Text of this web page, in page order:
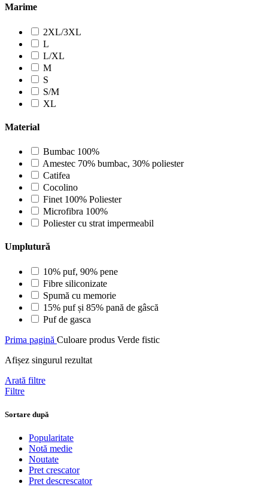
Marime
2XL/3XL
L
L/XL
M
S
S/M
XL
Material
Bumbac 100%
Amestec 70% bumbac, 30% poliester
Catifea
Cocolino
Finet 100% Poliester
Microfibra 100%
Poliester cu strat impermeabil
Umplutură
10% puf, 90% pene
Fibre siliconizate
Spumă cu memorie
15% puf și 85% pană de gâscă
Puf de gasca
Prima pagină Culoare produs Verde fistic
Afișez singurul rezultat
Arată filtre
Filtre
Sortare după
Popularitate
Notă medie
Noutate
Pret crescator
Pret descrescator